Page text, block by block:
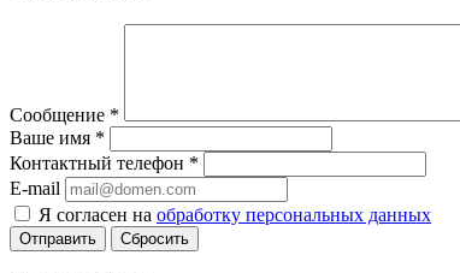
Сообщение *
Ваше имя *
Контактный телефон *
E-mail
Я согласен на обработку персональных данных
Сбросить